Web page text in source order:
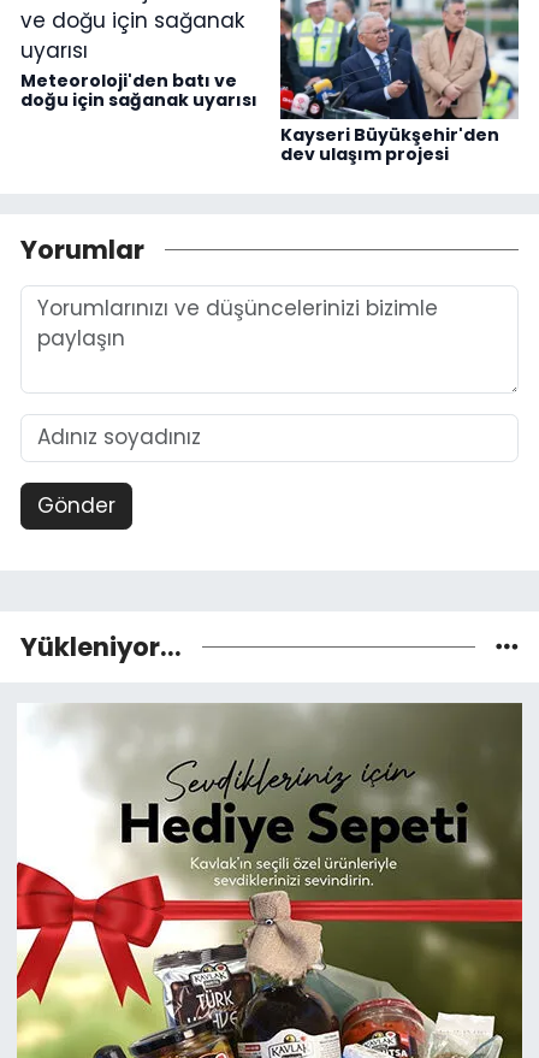
Meteoroloji'den batı ve
doğu için sağanak uyarısı
Kayseri Büyükşehir'den
dev ulaşım projesi
Yorumlar
Gönder
Yükleniyor...